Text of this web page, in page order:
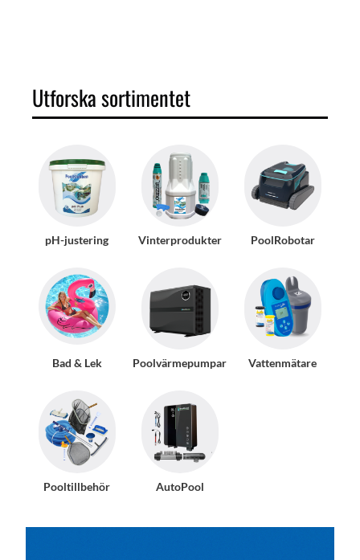
Utforska sortimentet
pH-justering Vinterprodukter PoolRobotar
Bad & Lek Poolvärmepumpar Vattenmätare
Pooltillbehör AutoPool